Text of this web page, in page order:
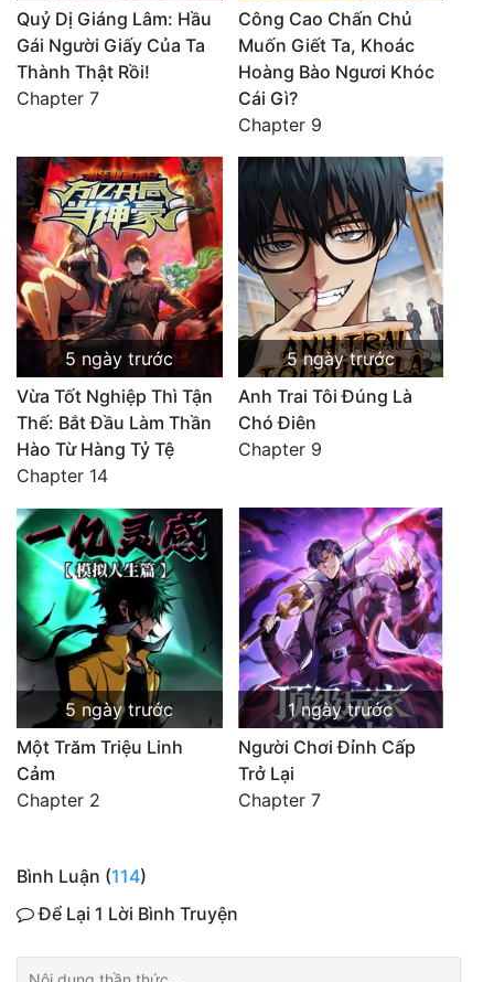
Quỷ Dị Giáng Lâm: Hầu
Gái Người Giấy Của Ta
Thành Thật Rồi!
Chapter 7
Công Cao Chấn Chủ
Muốn Giết Ta, Khoác
Hoàng Bào Ngươi Khóc
Cái Gì?
Chapter 9
5 ngày trước
Vừa Tốt Nghiệp Thì Tận
Thế: Bắt Đầu Làm Thần
Hào Từ Hàng Tỷ Tệ
Chapter 14
5 ngày trước
Anh Trai Tôi Đúng Là
Chó Điên
Chapter 9
5 ngày trước
Một Trăm Triệu Linh
Cảm
Chapter 2
1 ngày trước
Người Chơi Đỉnh Cấp
Trở Lại
Chapter 7
Bình Luận (114)
Để Lại 1 Lời Bình Truyện